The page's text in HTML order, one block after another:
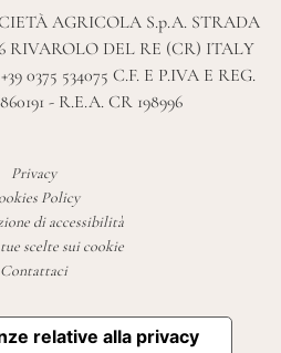
AGRICOLA S.p.A. STRADA
RIVAROLO DEL RE (CR) ITALY
0375 534075 C.F. E P.IVA E REG.
- R.E.A. CR 198996
Privacy
Policy
di accessibilità
scelte sui cookie
Contattaci
relative alla privacy